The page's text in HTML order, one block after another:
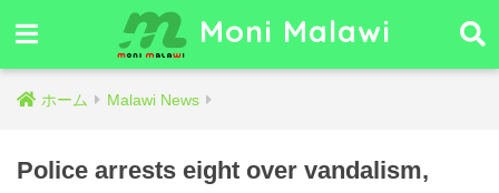
Moni Malawi
ホーム Malawi News
Police arrests eight over vandalism,